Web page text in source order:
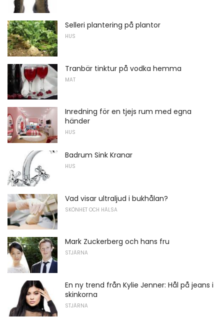
Selleri plantering på plantor
HUS
Tranbär tinktur på vodka hemma
MAT
Inredning för en tjejs rum med egna
händer
HUS
Badrum Sink Kranar
HUS
Vad visar ultraljud i bukhålan?
SKÖNHET OCH HÄLSA
Mark Zuckerberg och hans fru
STJÄRNA
En ny trend från Kylie Jenner: Hål på jeans i
skinkorna
STJÄRNA